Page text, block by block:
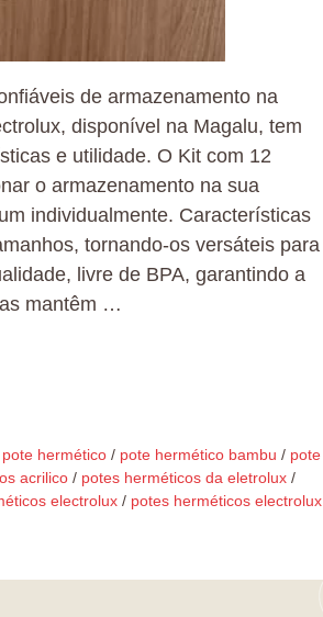
de armazenamento na
disponível na Magalu, tem
e utilidade. O Kit com 12
o armazenamento na sua
individualmente. Características
tornando-os versáteis para
livre de BPA, garantindo a
mantêm …
pote hermético / pote hermético bambu / pote
acrilico / potes herméticos da eletrolux /
electrolux / potes herméticos electrolux